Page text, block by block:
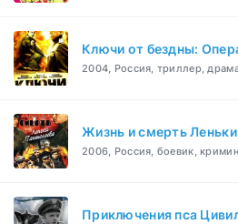
Ключи от бездны:
2004, Россия, триллер,
Жизнь и смерть
2006, Россия, боевик,
Приключения пса